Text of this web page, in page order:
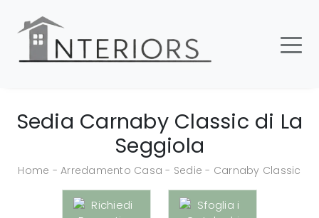
Sedia Carnaby Classic di La
Seggiola
Home -Arredamento Casa - Sedie - Carnaby Classic